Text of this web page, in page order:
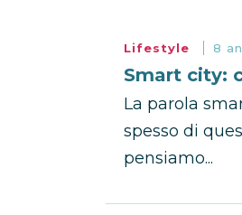
Lifestyle 8
Smart city:
La parola
spesso di
pensiamo...